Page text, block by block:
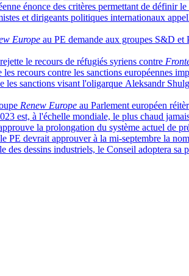
énonce des critères permettant de définir le
et dirigeants politiques internationaux
Europe au PE demande aux groupes S&D
le recours de réfugiés syriens contre
recours contre les sanctions européennes
les sanctions visant l'oligarque Aleksandr
Renew Europe au Parlement européen
est, à l'échelle mondiale, le plus chaud
la prolongation du système actuel de
le PE devrait approuver à la mi-septembre la
des dessins industriels, le Conseil adoptera sa